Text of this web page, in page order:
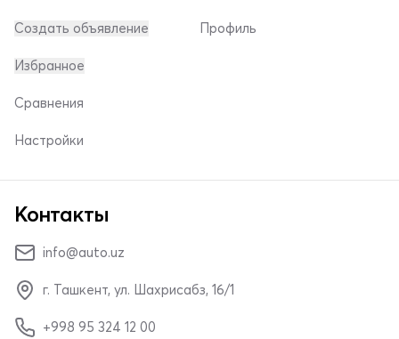
Создать объявление Профиль
Избранное
Сравнения
Настройки
Контакты
info@auto.uz
г. Ташкент, ул. Шахрисабз, 16/1
+998 95 324 12 00